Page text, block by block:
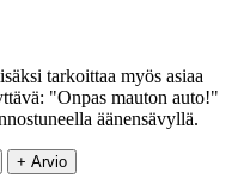
tarkoittaa myös asiaa
"Onpas mauton auto!"
äänensävyllä.
+ Arvio